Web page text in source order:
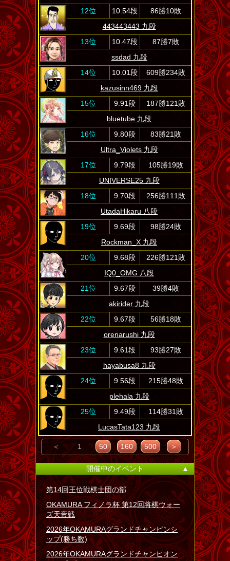
12位
10.54段
86勝10敗
443443443 九段
13位
10.47段
87勝7敗
ssdad 九段
14位
10.01段
609勝234敗
kazusinn469 九段
15位
9.91段
187勝121敗
bluetube 九段
16位
9.80段
83勝21敗
Ultra_Violets 九段
17位
9.79段
105勝19敗
UNIVERSE25 九段
18位
9.70段
256勝111敗
UtadaHikaru 八段
19位
9.69段
98勝24敗
Rockman_X 九段
20位
9.68段
226勝121敗
IQ0_OMG 八段
21位
9.67段
39勝4敗
akirider 九段
22位
9.67段
56勝18敗
orenarushi 九段
23位
9.61段
93勝27敗
hayabusa8 九段
24位
9.56段
215勝48敗
plehala 九段
25位
9.49段
114勝31敗
LucasTata123 九段
＜ 1 50 160 500 ＞
開催中のイベント ▲
第14回王位戦棋士団の部
OKAMURA フィノラ杯 第12回将棋ウォー
ズ天帝戦
2026年OKAMURAグランドチャンピンシ
ップ(勝ち数)
2026年OKAMURAグランドチャンピオン